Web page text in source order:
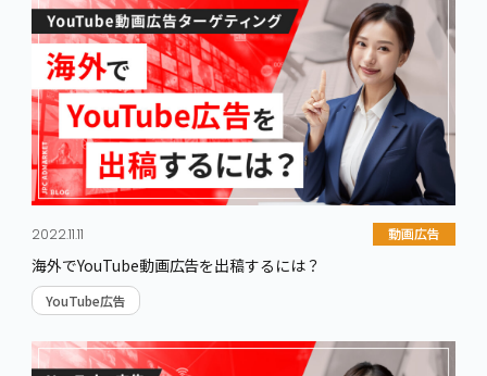
ディスプレイ広告
その他Web広告
Instagram広告
LINE広告
X広告（旧Twitter広告）
TikTok広告
その他SNS広告
動画広告
TVer広告
Netflix広告
Amazon Prime Video広告
ABEMA Ads
SNS運用
YouTube運用
2022.11.11 動画広告
海外でYouTube動画広告を出稿するには？
YouTube広告